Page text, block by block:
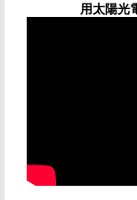
用太陽光